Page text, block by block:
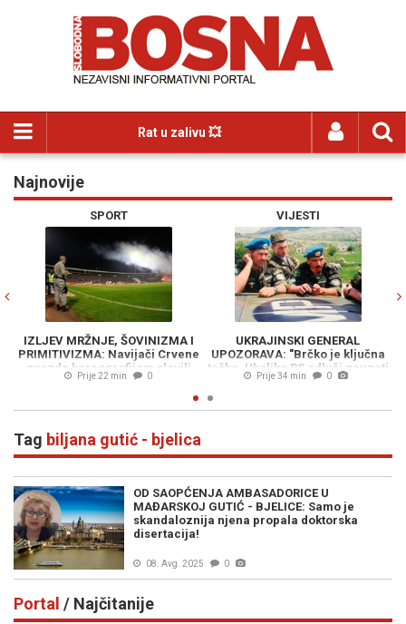
Rat u zalivu 💥
Najnovije
SPORT
IZLJEV MRŽNJE, ŠOVINIZMA I
PRIMITIVIZMA: Navijači Crvene
zvezde koreografijom slavili
Ratka Mladića, a pazite kako su
Prije 22 min 0
VIJESTI
UKRAJINSKI GENERAL
UPOZORAVA: "Brčko je ključna
tačka. Ukoliko RS odluči zauzeti
koridor, NATO-a će morati
Prije 34 min 0
Tag biljana gutić - bjelica
OD SAOPĆENJA AMBASADORICE U
MAĐARSKOJ GUTIĆ - BJELICE: Samo je
skandaloznija njena propala doktorska
disertacija!
08. Avg. 2025 0
Portal / Najčitanije